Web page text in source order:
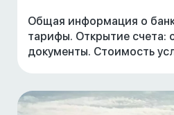
Общая информация о
тарифы. Открытие счета:
документы. Стоимость